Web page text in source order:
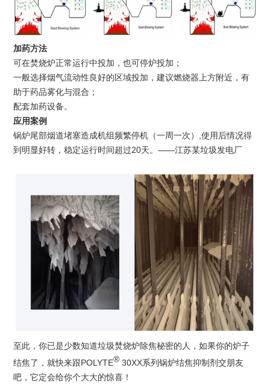
加药方法
可在焚烧炉正常运行中投加，也可停炉投加；
一般选择烟气流动性良好的区域投加，建议燃烧器上方附近，有
助于药品雾化与混合；
配套加药设备。
应用案例
锅炉尾部烟道堵塞造成机组频繁停机（一周一次）
,使用后情况得
到明显好转，稳定运行时间超过20天。——江苏某垃圾发电厂
至此，你已是少数知道垃圾焚烧炉除焦秘密的人，如果你的炉子
结焦了，就快来跟POLYTE®️30XX系列锅炉结焦抑制剂交朋友
吧，它定会给你个大大的惊喜！